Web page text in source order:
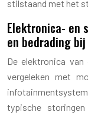
stilstaand met het
Elektronica- en
en bedrading
De elektronica
vergeleken met
typische